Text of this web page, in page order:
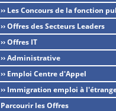
›› Les Concours de la fonction
›› Offres des Secteurs Leaders
›› Offres IT
›› Administrative
›› Emploi Centre d'Appel
›› Immigration emploi à
Parcourir les Offres